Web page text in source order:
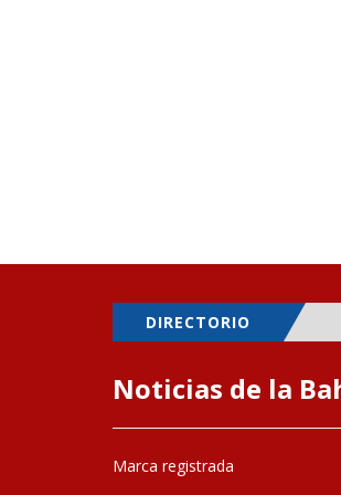
DIRECTORIO
Noticias de la
Marca registrada